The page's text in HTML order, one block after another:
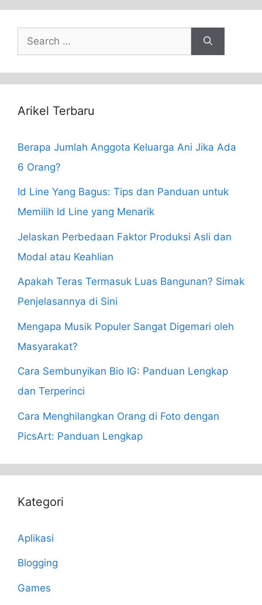
Search
for:
Arikel Terbaru
Berapa Jumlah Anggota Keluarga Ani Jika Ada
6 Orang?
Id Line Yang Bagus: Tips dan Panduan untuk
Memilih Id Line yang Menarik
Jelaskan Perbedaan Faktor Produksi Asli dan
Modal atau Keahlian
Apakah Teras Termasuk Luas Bangunan? Simak
Penjelasannya di Sini
Mengapa Musik Populer Sangat Digemari oleh
Masyarakat?
Cara Sembunyikan Bio IG: Panduan Lengkap
dan Terperinci
Cara Menghilangkan Orang di Foto dengan
PicsArt: Panduan Lengkap
Kategori
Aplikasi
Blogging
Games